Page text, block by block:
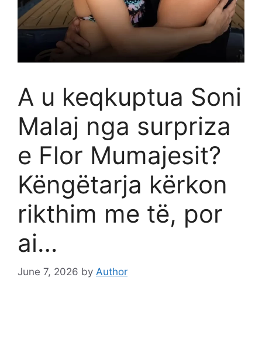
A u keqkuptua Soni
Malaj nga surpriza
e Flor Mumajesit?
Këngëtarja kërkon
rikthim me të, por
ai…
June 7, 2026 by Author